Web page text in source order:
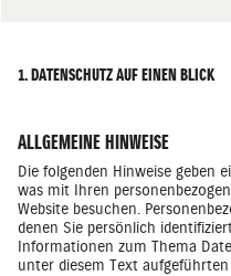
1. DATENSCHUTZ AUF EINEN BLICK
ALLGEMEINE HINWEISE
Die folgenden Hinweise geben
was mit Ihren
Website besuchen.
denen Sie persönlich
Informationen zum Thema
unter diesem Text